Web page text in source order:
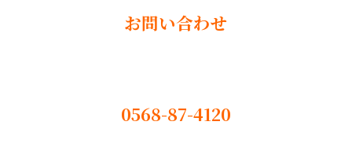
お問い合わせ
0568-87-4120